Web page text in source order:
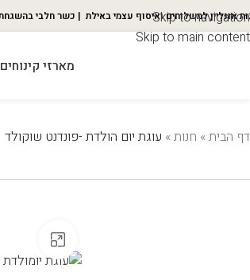
Skip to navigation
Skip to main content
אונליין למשלוחים ואיסוף עצמי באילת | כשר חלבי
מארזי קינוחים
דף הבית» חנות» עוגת יום הולדת -פונדנט שוקולד